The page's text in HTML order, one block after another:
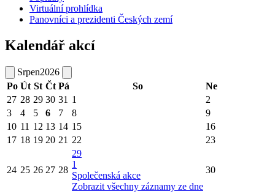
Virtuální prohlídka
Panovníci a prezidenti Českých zemí
Kalendář akcí
Srpen2026
Po Út St Čt Pá So
Ne
27 28 29 30 31 1
2
3
4 5 6 7 8
9
10 11 12 13 14 15
16
17 18 19 20 21 22 23
24 25 26 27 28
29
1
Společenská akce
Zobrazit všechny záznamy ze dne
30